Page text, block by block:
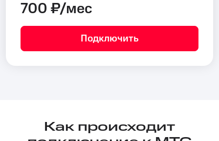
700 ₽/мес
Подключить
Как происходит